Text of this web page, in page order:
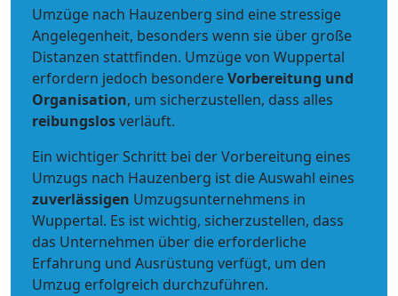
Umzüge nach Hauzenberg sind eine stressige
Angelegenheit, besonders wenn sie über große
Distanzen stattfinden. Umzüge von Wuppertal
erfordern jedoch besondereVorbereitung und
Organisation, um sicherzustellen, dass alles
reibungslosverläuft.
Ein wichtiger Schritt bei der Vorbereitung eines
Umzugs nach Hauzenberg ist die Auswahl eines
zuverlässigen Umzugsunternehmens in
Wuppertal. Es ist wichtig, sicherzustellen, dass
das Unternehmen über die erforderliche
Erfahrung und Ausrüstung verfügt, um den
Umzug erfolgreich durchzuführen.